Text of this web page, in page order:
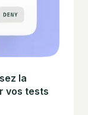
la
vos tests